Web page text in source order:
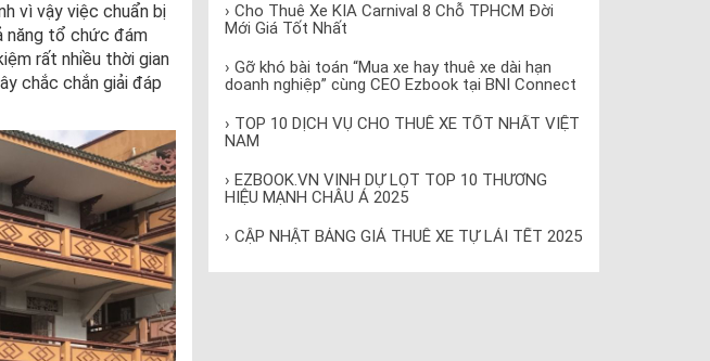
vì vậy việc chuẩn bị
năng tổ chức đám
rất nhiều thời gian
chắc chắn giải đáp
› Cho Thuê Xe KIA Carnival 8 Chỗ TPHCM Đời
Mới Giá Tốt Nhất
› Gỡ khó bài toán “Mua xe hay thuê xe dài hạn
doanh nghiệp” cùng CEO Ezbook tại BNI Connect
› TOP 10 DỊCH VỤ CHO THUÊ XE TỐT NHẤT VIỆT
NAM
› EZBOOK.VN VINH DỰ LỌT TOP 10 THƯƠNG
HIỆU MẠNH CHÂU Á 2025
› CẬP NHẬT BẢNG GIÁ THUÊ XE TỰ LÁI TẾT 2025